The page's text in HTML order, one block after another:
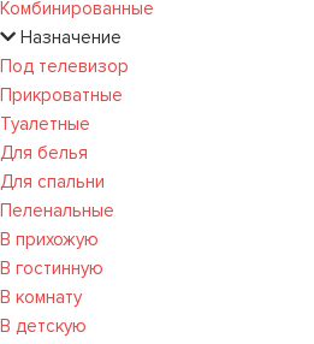
Комбинированные
Назначение
Под телевизор
Прикроватные
Туалетные
Для белья
Для спальни
Пеленальные
В прихожую
В гостинную
В комнату
В детскую